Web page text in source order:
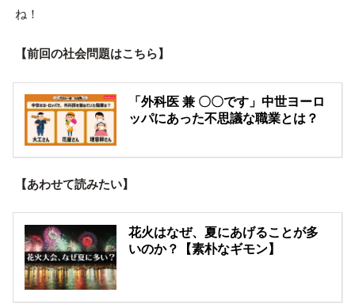
ね！
【前回の社会問題はこちら】
「外科医 兼 〇〇です」中世ヨーロ
ッパにあった不思議な職業とは？
【あわせて読みたい】
花火はなぜ、夏にあげることが多
いのか？【素朴なギモン】